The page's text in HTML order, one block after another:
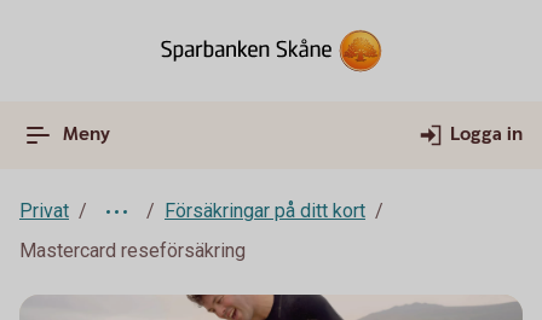
Meny Logga in
Privat
Försäkringar på ditt kort
Mastercard reseförsäkring